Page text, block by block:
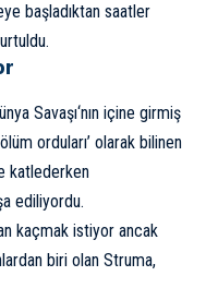
başladıktan saatler
Savaşı‘nın içine girmiş
orduları’ olarak bilinen
katlederken
ediliyordu.
kaçmak istiyor ancak
biri olan Struma,